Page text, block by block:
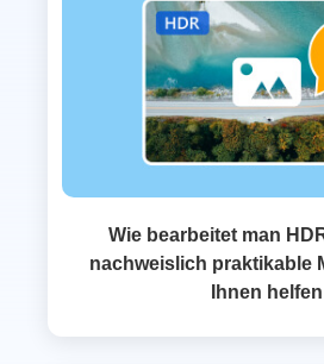
Wie bearbeitet man
nachweislich praktikable
Ihnen helfen